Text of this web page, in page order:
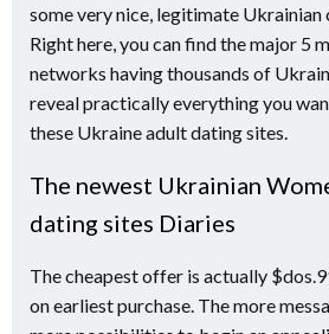
some very nice, legitimate Ukrainian
Right here, you can find the major 5
networks having thousands of
reveal practically everything you
these Ukraine adult dating sites.
The newest Ukrainian
dating sites Diaries
The cheapest offer is actually
on earliest purchase. The more